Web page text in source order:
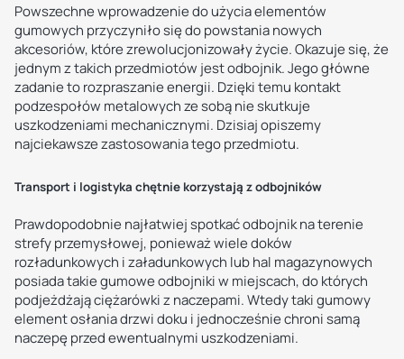
Powszechne wprowadzenie do użycia elementów
gumowych przyczyniło się do powstania nowych
akcesoriów, które zrewolucjonizowały życie. Okazuje się, że
jednym z takich przedmiotów jest odbojnik. Jego główne
zadanie to rozpraszanie energii. Dzięki temu kontakt
podzespołów metalowych ze sobą nie skutkuje
uszkodzeniami mechanicznymi. Dzisiaj opiszemy
najciekawsze zastosowania tego przedmiotu.
Transport i logistyka chętnie korzystają z odbojników
Prawdopodobnie najłatwiej spotkać odbojnik na terenie
strefy przemysłowej, ponieważ wiele doków
rozładunkowych i załadunkowych lub hal magazynowych
posiada takie gumowe odbojniki w miejscach, do których
podjeżdżają ciężarówki z naczepami. Wtedy taki gumowy
element osłania drzwi doku i jednocześnie chroni samą
naczepę przed ewentualnymi uszkodzeniami.